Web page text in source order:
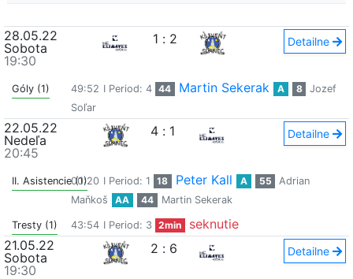
28.05.22
Sobota
19:30
1 : 2 Detailne
Góly (1) 49:52 I Period: 4 44 Martin Sekerak A 8
Jozef
Soľar
22.05.22
Nedeľa
20:45
4 : 1 Detailne
II. Asistencie (1)
00:20 I Period: 1 18 Peter Kall A 55
Adrian
Maňkoš
AA 44 Martin Sekerak
Tresty (1) 43:54 I Period: 3 2min
seknutie
21.05.22
Sobota
19:30
2 : 6 Detailne